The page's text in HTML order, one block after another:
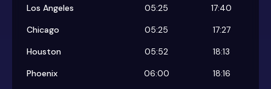
Los Angeles
05:25
17:40
Chicago
05:25
17:27
Houston
05:52
18:13
Phoenix
06:00
18:16